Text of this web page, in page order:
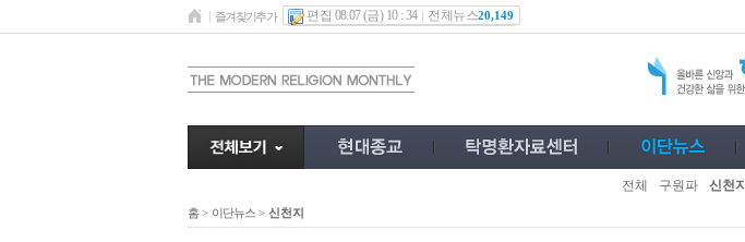
즐겨찾기추가 편집 08.07 (금) 10 : 34 전체뉴스20,149
전체 구원파 신천지
홈 > 이단뉴스 > 신천지